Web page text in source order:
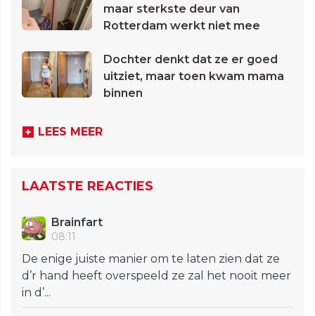
maar sterkste deur van
Rotterdam werkt niet mee
Dochter denkt dat ze er goed
uitziet, maar toen kwam mama
binnen
LEES MEER
LAATSTE REACTIES
Brainfart
08:11
De enige juiste manier om te laten zien dat ze
d’r hand heeft overspeeld ze zal het nooit meer
in d’...